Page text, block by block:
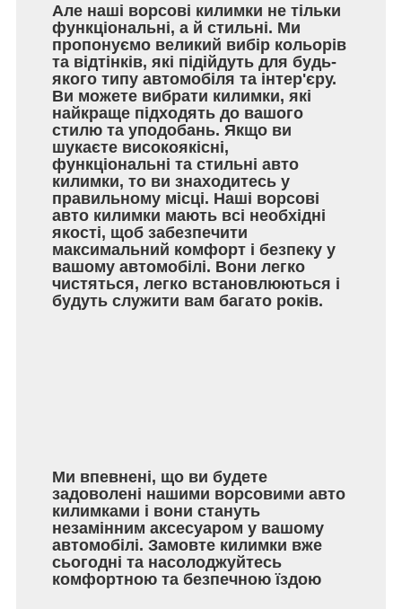
Але наші ворсові килимки не тільки
функціональні, а й стильні. Ми
пропонуємо великий вибір кольорів
та відтінків, які підійдуть для будь-
якого типу автомобіля та інтер'єру.
Ви можете вибрати килимки, які
найкраще підходять до вашого
стилю та уподобань. Якщо ви
шукаєте високоякісні,
функціональні та стильні авто
килимки, то ви знаходитесь у
правильному місці. Наші ворсові
авто килимки мають всі необхідні
якості, щоб забезпечити
максимальний комфорт і безпеку у
вашому автомобілі. Вони легко
чистяться, легко встановлюються і
будуть служити вам багато років.
Ми впевнені, що ви будете
задоволені нашими ворсовими авто
килимками і вони стануть
незамінним аксесуаром у вашому
автомобілі. Замовте килимки вже
сьогодні та насолоджуйтесь
комфортною та безпечною їздою